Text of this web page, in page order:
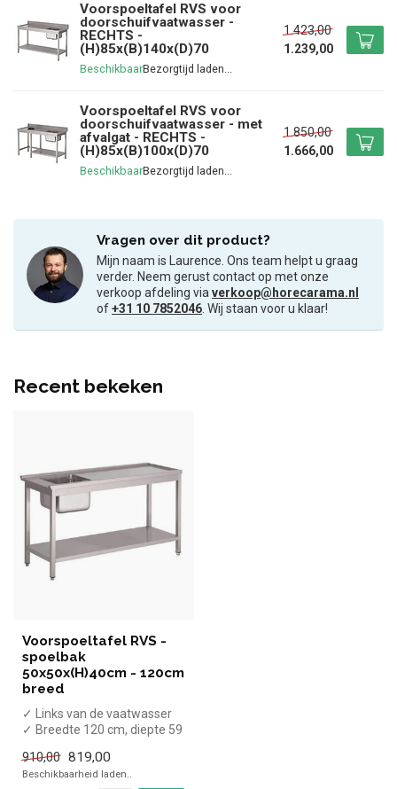
Voorspoeltafel RVS voor
doorschuifvaatwasser -
RECHTS -
(H)85x(B)140x(D)70
Beschikbaar
1.423,00
1.239,00
Voorspoeltafel RVS voor
doorschuifvaatwasser - met
afvalgat - RECHTS -
(H)85x(B)100x(D)70
Beschikbaar
1.850,00
1.666,00
Vragen over dit product?
Mijn naam is Laurence. Ons team helpt u graag
verder. Neem gerust contact op met onze
verkoop afdeling viaverkoop@horecarama.nl
of+31 10 7852046. Wij staan voor u klaar!
Recent bekeken
Voorspoeltafel RVS -
spoelbak
50x50x(H)40cm - 120cm
breed
✓ Links van de vaatwasser
✓ Breedte 120 cm, diepte 59
910,00 819,00
Beschikbaarheid laden..